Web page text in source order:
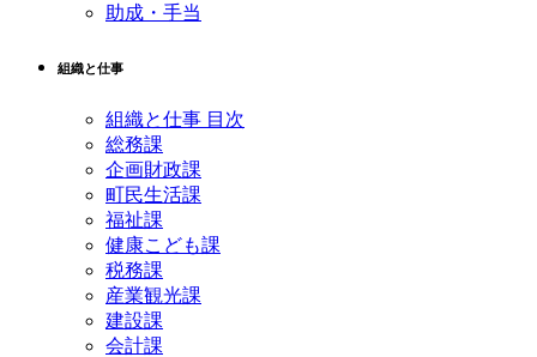
助成・手当
組織と仕事
組織と仕事 目次
総務課
企画財政課
町民生活課
福祉課
健康こども課
税務課
産業観光課
建設課
会計課